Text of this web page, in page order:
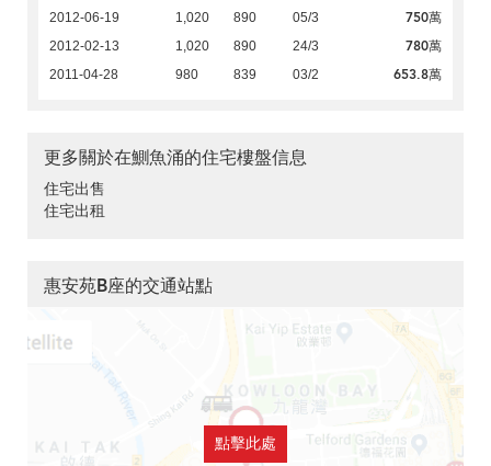
2012-06-19 1,020 890 05/3 750萬
2012-02-13 1,020 890 24/3 780萬
2011-04-28 980 839 03/2 653.8萬
更多關於在鰂魚涌的住宅樓盤信息
住宅出售
住宅出租
惠安苑B座的交通站點
點擊此處